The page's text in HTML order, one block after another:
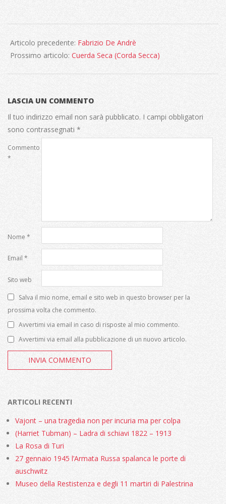
04-
08
Articolo precedente: Fabrizio De Andrè
Prossimo articolo: Cuerda Seca (Corda Secca)
LASCIA UN COMMENTO
Il tuo indirizzo email non sarà pubblicato. I campi obbligatori
sono contrassegnati *
Commento
*
Nome *
Email *
Sito web
Salva il mio nome, email e sito web in questo browser per la
prossima volta che commento.
Avvertimi via email in caso di risposte al mio commento.
Avvertimi via email alla pubblicazione di un nuovo articolo.
ARTICOLI RECENTI
Vajont – una tragedia non per incuria ma per colpa
(Harriet Tubman) – Ladra di schiavi 1822 – 1913
La Rosa di Turi
27 gennaio 1945 l’Armata Russa spalanca le porte di
auschwitz
Museo della Restistenza e degli 11 martiri di Palestrina